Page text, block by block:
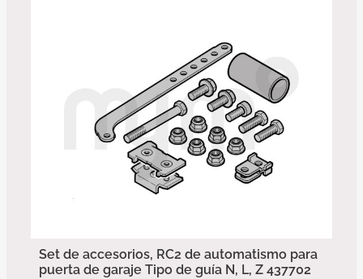
Set de accesorios, RC2 de automatismo para
puerta de garaje Tipo de guía N, L, Z 437702